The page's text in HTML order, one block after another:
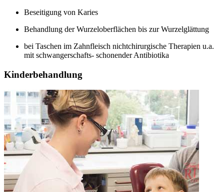
Beseitigung von Karies
Behandlung der Wurzeloberflächen bis zur Wurzelglättung
bei Taschen im Zahnfleisch nichtchirurgische Therapien u.a.
mit schwangerschafts- schonender Antibiotika
Kinderbehandlung